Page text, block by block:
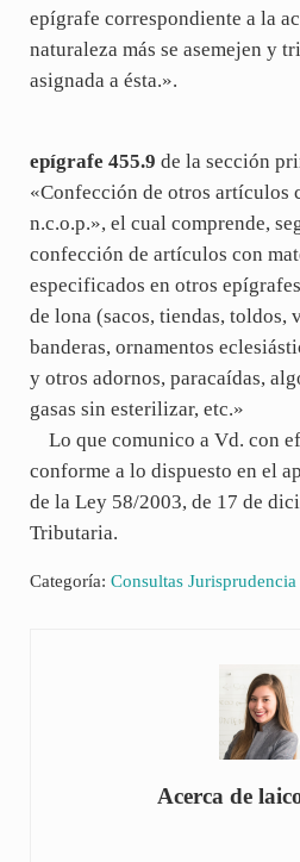
epígrafe correspondiente a la
naturaleza más se asemejen y
asignada a ésta.».
epígrafe 455.9 de la sección
«Confección de otros artículos
n.c.o.p.», el cual comprende,
confección de artículos con
especificados en otros
de lona (sacos, tiendas, toldos,
banderas, ornamentos
y otros adornos, paracaídas,
gasas sin esterilizar, etc.»
Lo que comunico a Vd. con
conforme a lo dispuesto en el
de la Ley 58/2003, de 17 de
Tributaria.
Categoría: Consultas Jurisprudencia
Acerca de